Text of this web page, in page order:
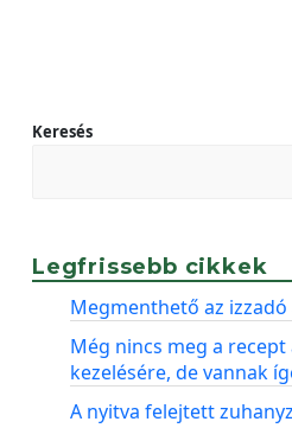
Keresés
Legfrissebb cikkek
Megmenthető az
Még nincs meg a
kezelésére, de vannak
A nyitva felejtett